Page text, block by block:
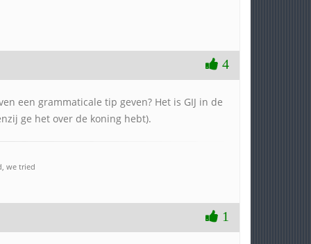
4
een grammaticale tip geven? Het is GIJ in de
ge het over de koning hebt).
we tried
1